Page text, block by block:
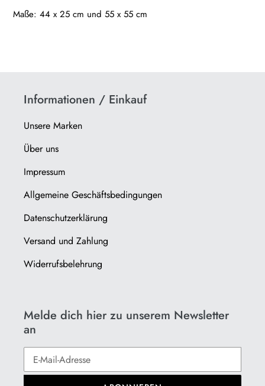
Maße: 44 x 25 cm und 55 x 55 cm
Informationen / Einkauf
Unsere Marken
Über uns
Impressum
Allgemeine Geschäftsbedingungen
Datenschutzerklärung
Versand und Zahlung
Widerrufsbelehrung
Melde dich hier zu unserem Newsletter
an